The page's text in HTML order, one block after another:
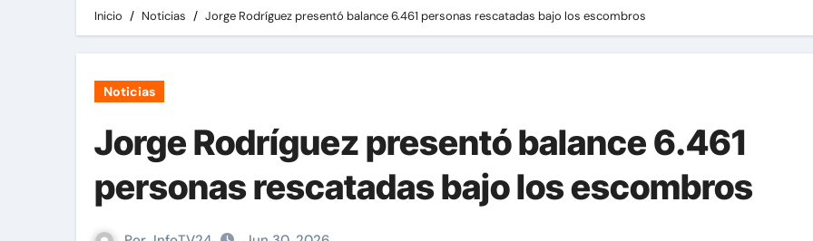
Inicio Noticias Jorge Rodríguez presentó balance 6.461 personas rescatadas bajo los escombros
Noticias
Jorge Rodríguez presentó balance 6.461
personas rescatadas bajo los escombros